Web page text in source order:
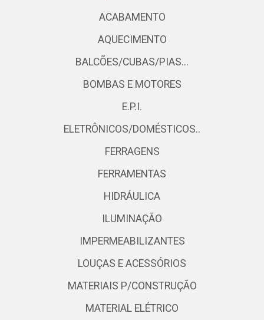
ACABAMENTO
AQUECIMENTO
BALCÕES/CUBAS/PIAS...
BOMBAS E MOTORES
E.P.I.
ELETRÔNICOS/DOMÉSTICOS..
FERRAGENS
FERRAMENTAS
HIDRÁULICA
ILUMINAÇÃO
IMPERMEABILIZANTES
LOUÇAS E ACESSÓRIOS
MATERIAIS P/CONSTRUÇÃO
MATERIAL ELÉTRICO